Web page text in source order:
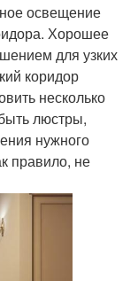
освещение
Хорошее
для узких
коридор
несколько
люстры,
нужного
правило, не